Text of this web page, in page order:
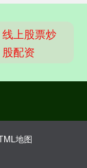
线上股票炒
股配资
地图